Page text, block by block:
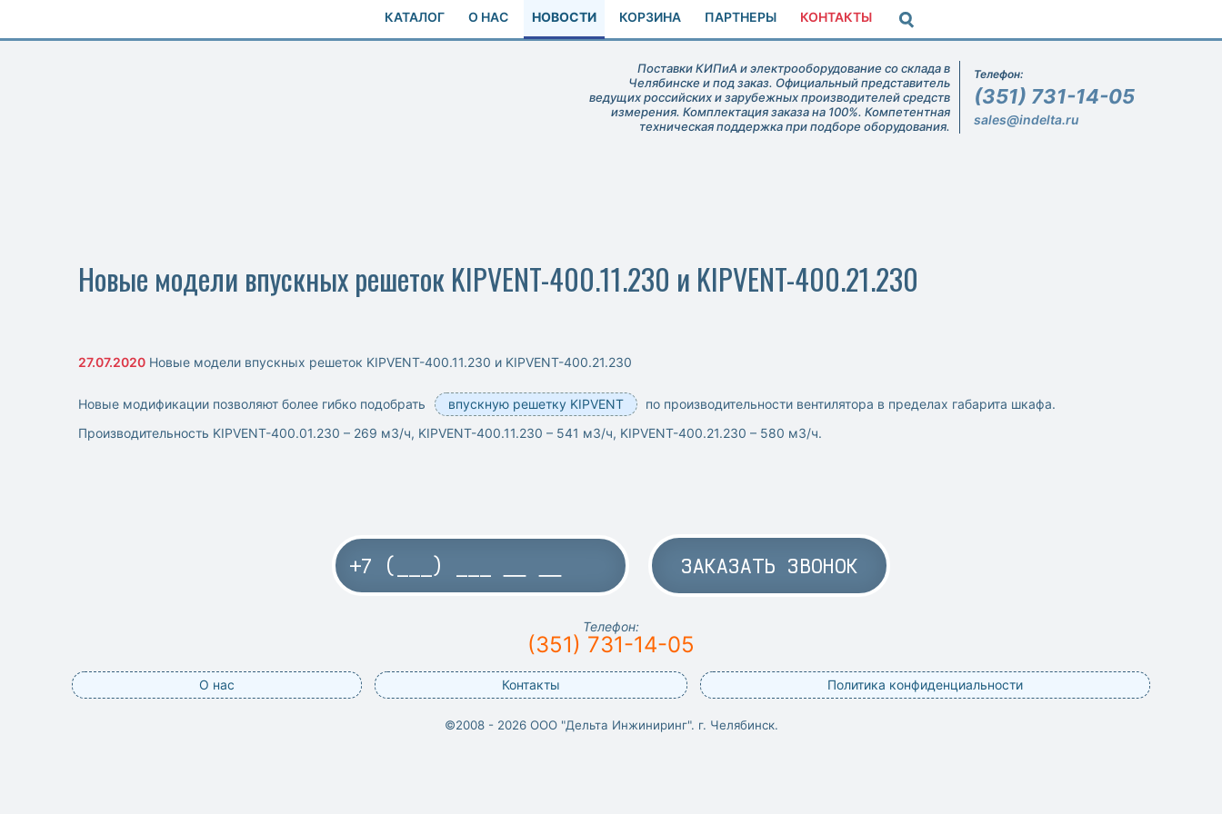
КАТАЛОГ О НАС НОВОСТИ КОРЗИНА ПАРТНЕРЫ КОНТАКТЫ
Поставки КИПиА и электрооборудование со склада в
Челябинске и под заказ. Официальный представитель
ведущих российских и зарубежных производителей средств
измерения. Комплектация заказа на 100%. Компетентная
техническая поддержка при подборе оборудования.
Телефон:
(351) 731-14-05
sales@indelta.ru
Новые модели впускных решеток KIPVENT-400.11.230 и KIPVENT-400.21.230
27.07.2020 Новые модели впускных решеток KIPVENT-400.11.230 и KIPVENT-400.21.230
Новые модификации позволяют более гибко подобрать впускную решетку KIPVENT
по производительности вентилятора в пределах габарита шкафа.
Производительность KIPVENT-400.01.230 – 269 м3/ч, KIPVENT-400.11.230 – 541 м3/ч, KIPVENT-400.21.230 – 580 м3/ч.
ЗАКАЗАТЬ ЗВОНОК
Телефон:
(351) 731-14-05
О нас Контакты Политика конфиденциальности
©2008 - 2026 ООО "Дельта Инжиниринг". г. Челябинск.